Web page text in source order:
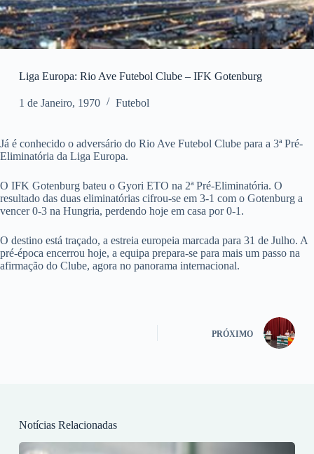
Liga Europa: Rio Ave Futebol Clube – IFK Gotenburg
1 de Janeiro, 1970 Futebol
Já é conhecido o adversário do Rio Ave Futebol Clube para a 3ª Pré-
Eliminatória da Liga Europa.
O IFK Gotenburg bateu o Gyori ETO na 2ª Pré-Eliminatória. O
resultado das duas eliminatórias cifrou-se em 3-1 com o Gotenburg a
vencer 0-3 na Hungria, perdendo hoje em casa por 0-1.
O destino está traçado, a estreia europeia marcada para 31 de Julho. A
pré-época encerrou hoje, a equipa prepara-se para mais um passo na
afirmação do Clube, agora no panorama internacional.
PRÓXIMO
Notícias Relacionadas